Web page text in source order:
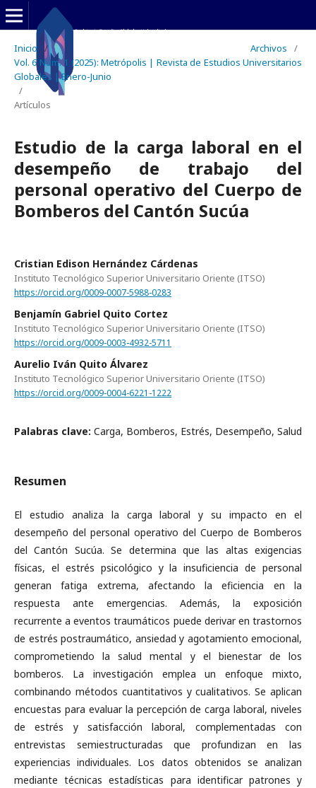
Inicio / Archivos
/
Vol. 6 Núm. 1 (2025): Metrópolis | Revista de Estudios Universitarios
Globales | Enero-Junio
/
Artículos
Estudio de la carga laboral en el
desempeño de trabajo del
personal operativo del Cuerpo de
Bomberos del Cantón Sucúa
Cristian Edison Hernández Cárdenas
Instituto Tecnológico Superior Universitario Oriente (ITSO)
https://orcid.org/0009-0007-5988-0283
Benjamín Gabriel Quito Cortez
Instituto Tecnológico Superior Universitario Oriente (ITSO)
https://orcid.org/0009-0003-4932-5711
Aurelio Iván Quito Álvarez
Instituto Tecnológico Superior Universitario Oriente (ITSO)
https://orcid.org/0009-0004-6221-1222
Palabras clave: Carga, Bomberos, Estrés, Desempeño, Salud
Resumen
El estudio analiza la carga laboral y su impacto en el
desempeño del personal operativo del Cuerpo de Bomberos
del Cantón Sucúa. Se determina que las altas exigencias
físicas, el estrés psicológico y la insuficiencia de personal
generan fatiga extrema, afectando la eficiencia en la
respuesta ante emergencias. Además, la exposición
recurrente a eventos traumáticos puede derivar en trastornos
de estrés postraumático, ansiedad y agotamiento emocional,
comprometiendo la salud mental y el bienestar de los
bomberos. La investigación emplea un enfoque mixto,
combinando métodos cuantitativos y cualitativos. Se aplican
encuestas para evaluar la percepción de carga laboral, niveles
de estrés y satisfacción laboral, complementadas con
entrevistas semiestructuradas que profundizan en las
experiencias individuales. Los datos obtenidos se analizan
mediante técnicas estadísticas para identificar patrones y